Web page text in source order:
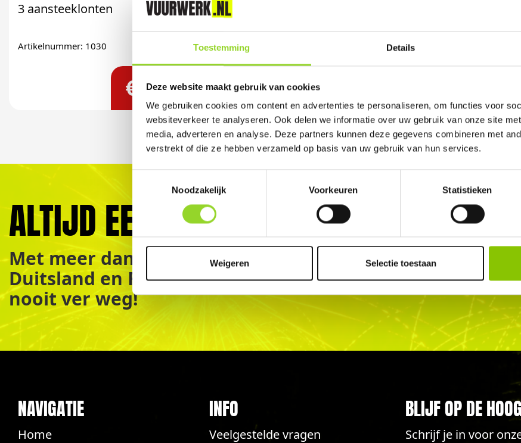
Toestemming Details
Deze website maakt gebruik van cookies
We gebruiken cookies om content en advertenties te personaliseren, om functies voor
websiteverkeer te analyseren. Ook delen we informatie over uw gebruik van onze site
media, adverteren en analyse. Deze partners kunnen deze gegevens combineren met
verstrekt of die ze hebben verzameld op basis van uw gebruik van hun services.
Noodzakelijk
Voorkeuren Statistieken
Weigeren Selectie toestaan
3 aansteeklonten
Artikelnummer: 1030
€ 0,99
Vuurwerkbril, Lont en
Instructie
ALTIJD EEN VERKOOPPUNT IN DE BUURT
Met meer dan 450+ vuurwerkwinkels in Nederland,
Duitsland en Frankrijk is jouw Cat.F1 of Cat.F2 vuurwerk
nooit ver weg!
NAVIGATIE
Home
INFO
Veelgestelde vragen
BLIJF OP DE
Schrijf je in voor